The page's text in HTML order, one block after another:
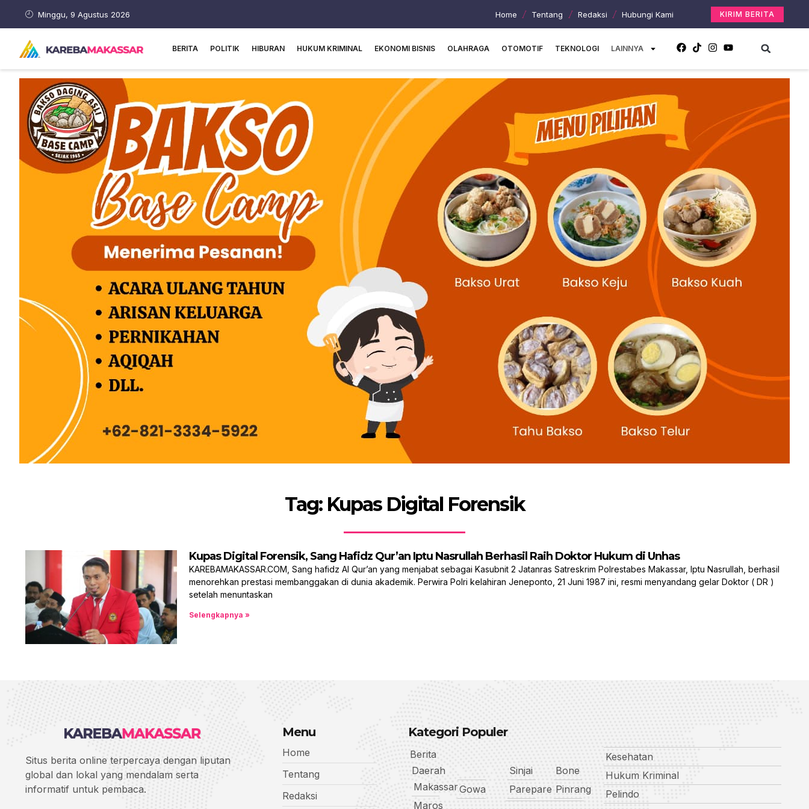
Minggu, 9 Agustus 2026 Home Tentang Redaksi Hubungi Kami KIRIM BERITA
BERITA POLITIK HIBURAN HUKUM KRIMINAL EKONOMI BISNIS OLAHRAGA OTOMOTIF TEKNOLOGI LAINNYA
Tag: Kupas Digital Forensik
Kupas Digital Forensik, Sang Hafidz Qur’an Iptu Nasrullah Berhasil Raih Doktor Hukum di Unhas
KAREBAMAKASSAR.COM, Sang hafidz Al Qur’an yang menjabat sebagai Kasubnit 2 Jatanras Satreskrim Polrestabes Makassar, Iptu Nasrullah, berhasil
menorehkan prestasi membanggakan di dunia akademik. Perwira Polri kelahiran Jeneponto, 21 Juni 1987 ini, resmi menyandang gelar Doktor ( DR )
setelah menuntaskan
Selengkapnya »
Situs berita online terpercaya dengan liputan
global dan lokal yang mendalam serta
informatif untuk pembaca.
Menu
Home
Tentang
Redaksi
Kategori Populer
Berita
Daerah
Makassar
Maros
Gowa
Sinjai
Parepare
Bone
Pinrang
Kesehatan
Hukum Kriminal
Pelindo